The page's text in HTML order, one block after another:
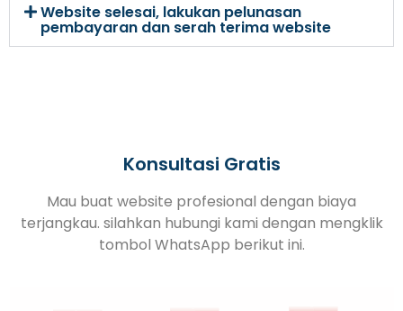
Website selesai, lakukan pelunasan
pembayaran dan serah terima website
Konsultasi Gratis
Mau buat website profesional dengan biaya
terjangkau. silahkan hubungi kami dengan mengklik
tombol WhatsApp berikut ini.